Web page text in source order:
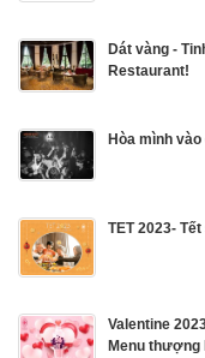
Dát vàng -
Restaurant!
Hòa mình
TET 2023-
Valentine
Menu thượng